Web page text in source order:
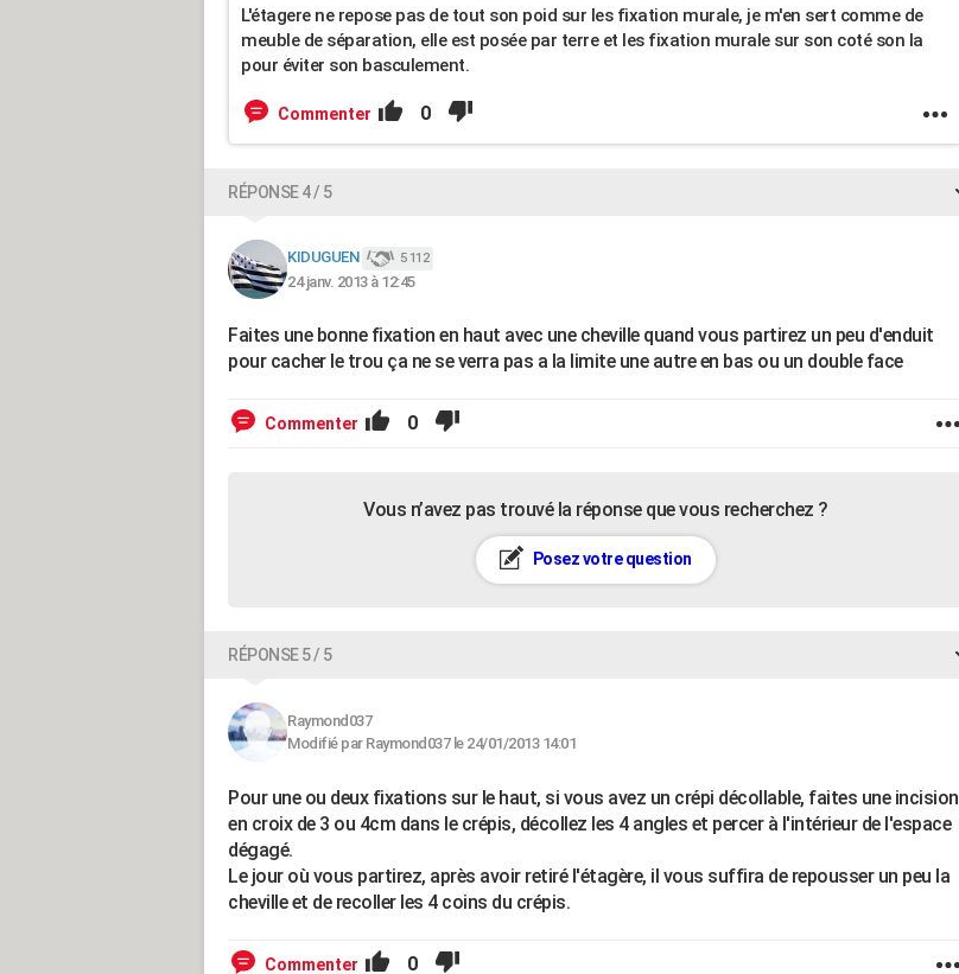
L'étagere ne repose pas de tout son poid sur les fixation murale, je m'en sert comme de
meuble de séparation, elle est posée par terre et les fixation murale sur son coté son la
pour éviter son basculement.
Commenter 0
RÉPONSE 4 / 5
KIDUGUEN 5 112
24 janv. 2013 à 12:45
Faites une bonne fixation en haut avec une cheville quand vous partirez un peu d'enduit
pour cacher le trou ça ne se verra pas a la limite une autre en bas ou un double face
Commenter 0
Vous n’avez pas trouvé la réponse que vous recherchez ?
Posez votre question
RÉPONSE 5 / 5
Raymond037
Modifié par Raymond037 le 24/01/2013 14:01
Pour une ou deux fixations sur le haut, si vous avez un crépi décollable, faites une incision
en croix de 3 ou 4cm dans le crépis, décollez les 4 angles et percer à l'intérieur de l'espace
dégagé.
Le jour où vous partirez, après avoir retiré l'étagère, il vous suffira de repousser un peu la
cheville et de recoller les 4 coins du crépis.
Commenter 0